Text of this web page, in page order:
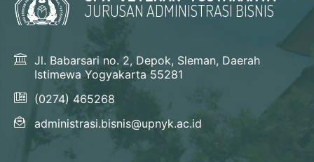
JURUSAN ADMINISTRASI BISNIS
Jl. Babarsari no. 2, Depok, Sleman, Daerah
Istimewa Yogyakarta 55281
(0274) 465268
administrasi.bisnis@upnyk.ac.id